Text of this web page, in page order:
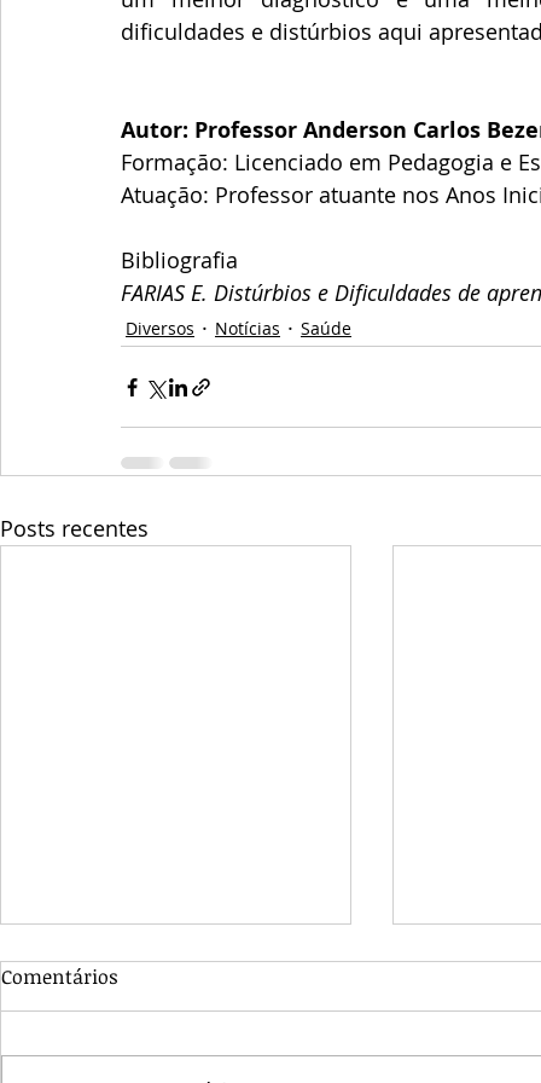
dificuldades e distúrbios aqui
Autor: Professor Anderson Carlos
Formação: Licenciado em Pedagogia e
Atuação: Professor atuante nos Anos
Bibliografia
FARIAS E. Distúrbios e Dificuldades de
Diversos Notícias Saúde
Posts recentes
Comentários